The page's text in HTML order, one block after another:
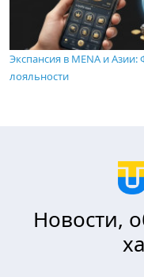
Экспансия в MENA и
лояльности
Новости,